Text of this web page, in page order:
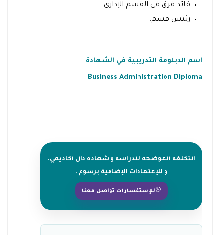
قائد فرق في القسم الإداري.
رئيس قسم.
اسم الدبلومة التدريبية في الشهادة
Business Administration Diploma
التكلفه الموضحه للدراسه و شهاده دال اكاديمي.
و للإعتمادات الإضافية برسوم .
للإستفسارات تواصل معنا